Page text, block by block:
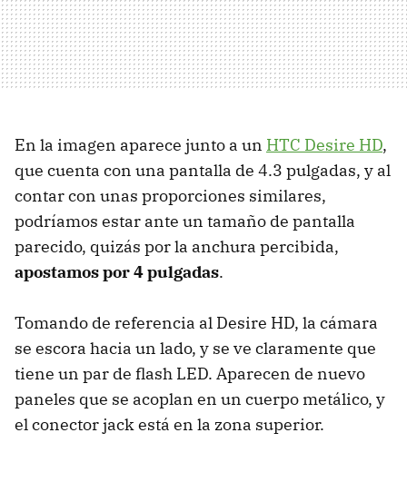
En la imagen aparece junto a un HTC Desire HD,
que cuenta con una pantalla de 4.3 pulgadas, y al
contar con unas proporciones similares,
podríamos estar ante un tamaño de pantalla
parecido, quizás por la anchura percibida,
apostamos por 4 pulgadas.
Tomando de referencia al Desire HD, la cámara
se escora hacia un lado, y se ve claramente que
tiene un par de flash LED. Aparecen de nuevo
paneles que se acoplan en un cuerpo metálico, y
el conector jack está en la zona superior.